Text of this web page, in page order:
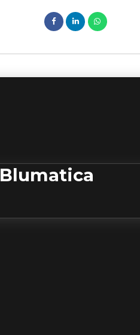
Blumatica